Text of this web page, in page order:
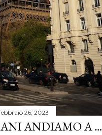
26, 2023
ANDIAMO A ...